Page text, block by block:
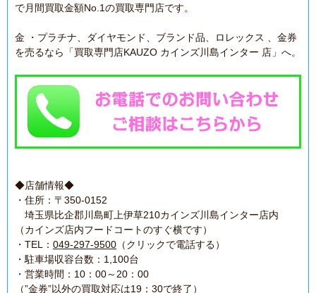
で月間買取金額No.1の買取専門店です。
金 ・プラチナ、ダイヤモンド、ブランド品、ロレックス 、金券
を売るなら「買取専門店KAUZO カインズ川島インター 店」へ。
◆店舗情報◆
・住所：〒350-0152
埼玉県比企郡川島町上伊草210カインズ川島インター店内
（カインズ店内フードコートのすぐ横です）
・TEL： 049-297-9500 （クリックで電話する）
・駐車場収容台数：1,100台
・営業時間：10：00～20：00
（”金券”以外の買取対応は19：30で終了）